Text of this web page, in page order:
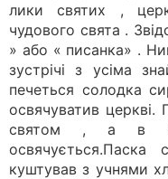
лики святих ,
чудового свята .
» або « писанка» .
зустрічі з усіма
печеться солодка
освячуватив
святом , а в
куштував з учнями